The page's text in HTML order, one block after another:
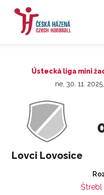
Ústecká liga mini
ne, 30. 11.
Lovci Lovosice
Štrebl